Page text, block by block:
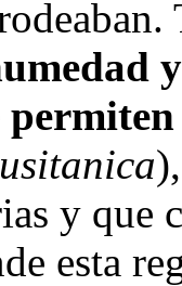
y que
esta